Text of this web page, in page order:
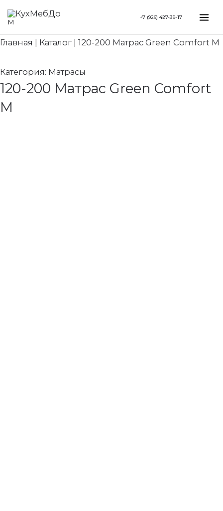
Перейти
содержимому
+7 (926) 427-39-17
Главная Каталог 120-200 Матрас Green Comfort M
Категория: Матрасы
120-200 Матрас Green Comfort
M
Search...